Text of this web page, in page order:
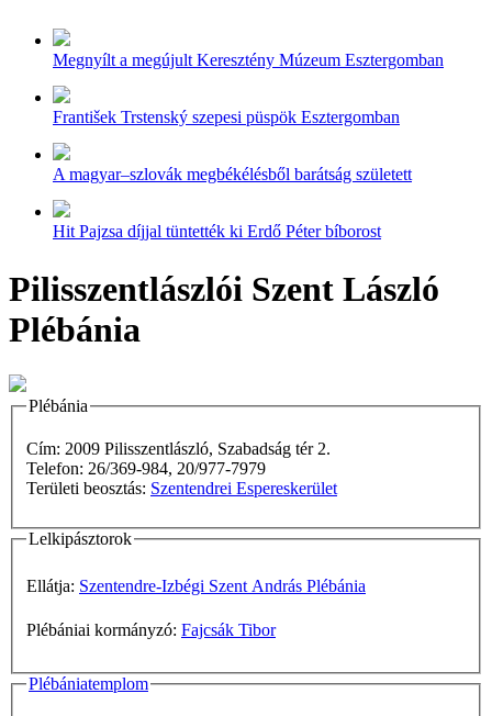
Megnyílt a megújult Keresztény Múzeum Esztergomban
František Trstenský szepesi püspök Esztergomban
A magyar–szlovák megbékélésből barátság született
Hit Pajzsa díjjal tüntették ki Erdő Péter bíborost
Pilisszentlászlói Szent László
Plébánia
Plébánia
Cím: 2009 Pilisszentlászló, Szabadság tér 2.
Telefon: 26/369-984, 20/977-7979
Területi beosztás: Szentendrei Espereskerület
Lelkipásztorok
Ellátja: Szentendre-Izbégi Szent András Plébánia
Plébániai kormányzó: Fajcsák Tibor
Plébániatemplom